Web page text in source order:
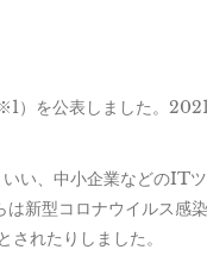
）を公表しました。
い、中小企業などのIT
新型コロナウイルス
れたりしました。